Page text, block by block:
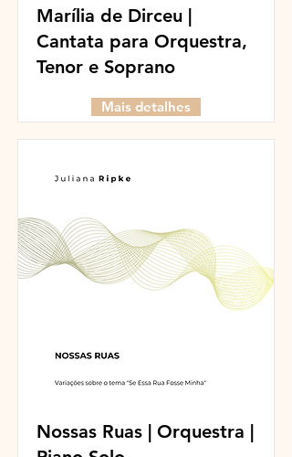
Marília de Dirceu​ |
Cantata para Orquestra,
Tenor e Soprano
Mais detalhes
Nossas Ruas | Orquestra |